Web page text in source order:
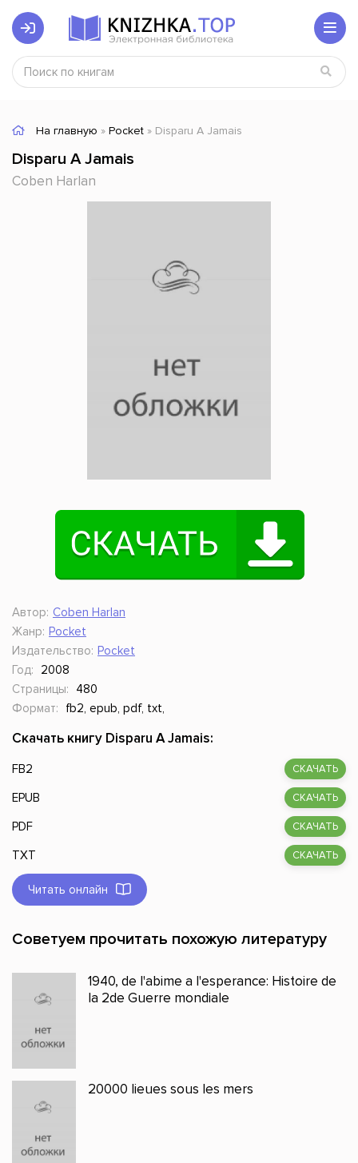
На главную » Pocket » Disparu A Jamais
Disparu A Jamais
Coben Harlan
Автор: Coben Harlan
Жанр: Pocket
Издательство: Pocket
Год:
2008
Страницы:
480
Формат:
fb2, epub, pdf, txt,
Скачать книгу Disparu A Jamais:
FB2 СКАЧАТЬ
EPUB СКАЧАТЬ
PDF СКАЧАТЬ
TXT СКАЧАТЬ
Читать онлайн
Советуем прочитать похожую литературу
1940, de l'abime a l'esperance: Histoire de
la 2de Guerre mondiale
20000 lieues sous les mers